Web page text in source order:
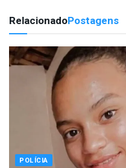
RelacionadoPostagens
POLÍCIA